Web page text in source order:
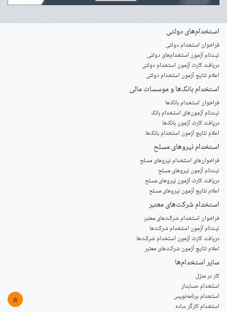
»
استخدام‌های دولتی
فراخوان استخدام دولتی
ثبت‌نام آزمون‌ استخدام‌های دولتی
دریافت کارت آزمون استخدام دولتی
اعلام نتایج آزمون استخدام دولتی
استخدام‌ بانک‌ها و موسسات مالی
فراخوان استخدام بانک‌ها
‌ثبت‌نام آزمون‌های استخدام بانک
دریافت کارت آزمون بانک‌ها
اعلام نتایج آزمون استخدام بانک‌ها
استخدام‌ نیروهای مسلح
‌فراخوان‌های استخدام‌ نیروهای مسلح
ثبت‌نام آزمون نیروهای مسلح
دریافت کارت آزمون نیروهای مسلح
اعلام نتایج آزمون نیروهای مسلح
استخدام‌ شرکت‌های معتبر
فراخوان استخدام شرکت‌های معتبر
ثبت‌نام آزمون استخدام شرکت‌ها
دریافت کارت آزمون استخدام شرکت‌ها
اعلام نتایج آزمون شرکت‌های معتبر
سایر استخدام‌ها
کار در منزل
استخدام حسابدار
استخدام برنامه‌نویس
استخدام کارگر ساده